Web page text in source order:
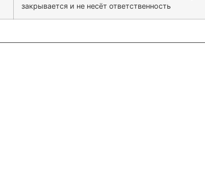
закрывается и не несёт ответственность